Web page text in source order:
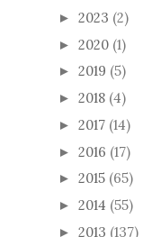
► 2023 (2)
► 2020 (1)
► 2019 (5)
► 2018 (4)
► 2017 (14)
► 2016 (17)
► 2015 (65)
► 2014 (55)
► 2013 (137)